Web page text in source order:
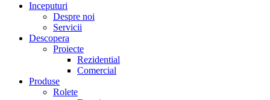
Inceputuri
Despre noi
Servicii
Descopera
Proiecte
Rezidential
Comercial
Produse
Rolete